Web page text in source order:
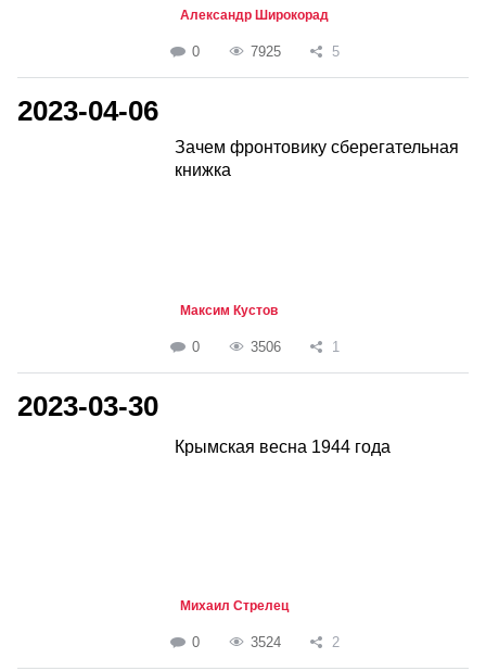
Александр Широкорад
0 7925 5
2023-04-06
Зачем фронтовику сберегательная
книжка
Максим Кустов
0 3506 1
2023-03-30
Крымская весна 1944 года
Михаил Стрелец
0 3524 2